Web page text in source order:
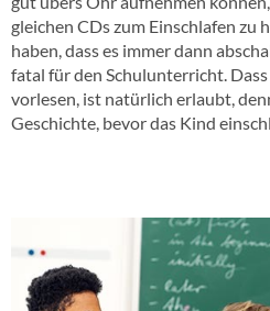
gleichen CDs zum Einschlafen zu
haben, dass es immer dann
fatal für den Schulunterricht.
vorlesen, ist natürlich erlaubt,
Geschichte, bevor das Kind